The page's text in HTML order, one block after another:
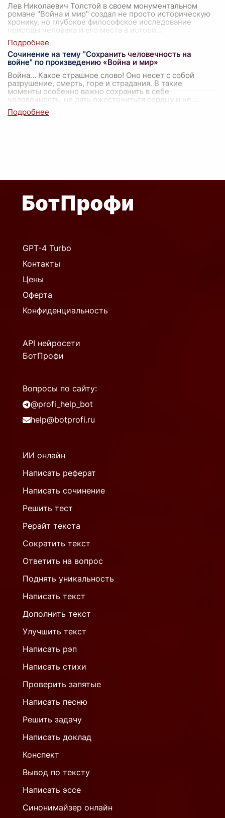
Лев Николаевич Толстой в своем монументальном
романе "Война и мир" создал не просто историческую
хронику, но глубокое философское исследование
природы человека и его места в истори
Сочинение на тему "Сохранить человечность на
войне" по произведению «Война и мир»
Война… Какое страшное слово! Оно несет с собой
разрушение, смерть, горе и страдания. В такие
моменты особенно важно сохранить в себе
человечность, не дать ожесточиться сердцу и не
GPT-4 Turbo
Контакты
Цены
Оферта
Конфиденциальность
API нейросети
БотПрофи
Вопросы по сайту:
@profi_help_bot
help@botprofi.ru
ИИ онлайн
Написать реферат
Написать сочинение
Решить тест
Рерайт текста
Сократить текст
Ответить на вопрос
Поднять уникальность
Написать текст
Дополнить текст
Улучшить текст
Написать рэп
Написать стихи
Проверить запятые
Написать песню
Решить задачу
Написать доклад
Конспект
Вывод по тексту
Написать эссе
Синонимайзер онлайн